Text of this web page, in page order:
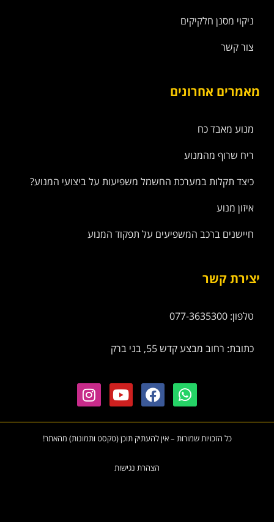
ניקוי מסנן חלקיקים
צור קשר
מאמרים אחרונים
מנוע מאבד כח
ריח שרוף מהמנוע
כיצד תקלות במערכת החשמל משפיעות על ביצועי המנוע?
איזון מנוע
חיישנים ברכב המשפיעים על תפקוד המנוע
יצירת קשר
טלפון: 077-3635300
כתובת: רחוב מבצע קדש 55, בני ברק
כל הזכויות שמורות – אין להעתיק תוכן (טקסט ותמונות) מהאתר!
הצהרת נגישות